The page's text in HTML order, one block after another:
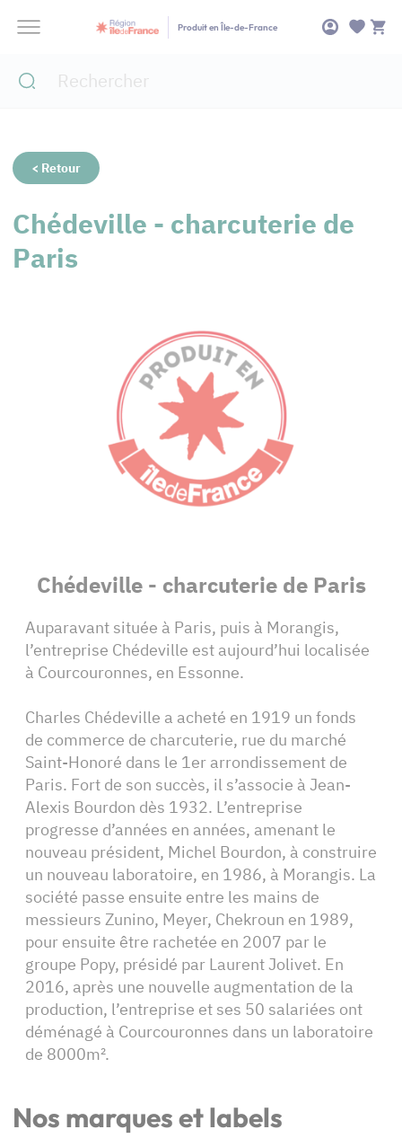
Produit en Île-de-France
< Retour
Chédeville - charcuterie de
Paris
Chédeville - charcuterie de Paris
Auparavant située à Paris, puis à Morangis,
l’entreprise Chédeville est aujourd’hui localisée
à Courcouronnes, en Essonne.
Charles Chédeville a acheté en 1919 un fonds
de commerce de charcuterie, rue du marché
Saint-Honoré dans le 1er arrondissement de
Paris. Fort de son succès, il s’associe à Jean-
Alexis Bourdon dès 1932. L’entreprise
progresse d’années en années, amenant le
nouveau président, Michel Bourdon, à construire
un nouveau laboratoire, en 1986, à Morangis. La
société passe ensuite entre les mains de
messieurs Zunino, Meyer, Chekroun en 1989,
pour ensuite être rachetée en 2007 par le
groupe Popy, présidé par Laurent Jolivet. En
2016, après une nouvelle augmentation de la
production, l’entreprise et ses 50 salariées ont
déménagé à Courcouronnes dans un laboratoire
de 8000m².
Nos marques et labels